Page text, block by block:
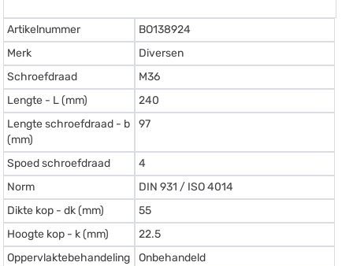
Artikelnummer
BO138924
Merk
Diversen
Schroefdraad
M36
Lengte - L (mm)
240
Lengte schroefdraad - b
(mm)
97
Spoed schroefdraad
4
Norm
DIN 931 / ISO 4014
Dikte kop - dk (mm)
55
Hoogte kop - k (mm)
22.5
Oppervlaktebehandeling
Onbehandeld